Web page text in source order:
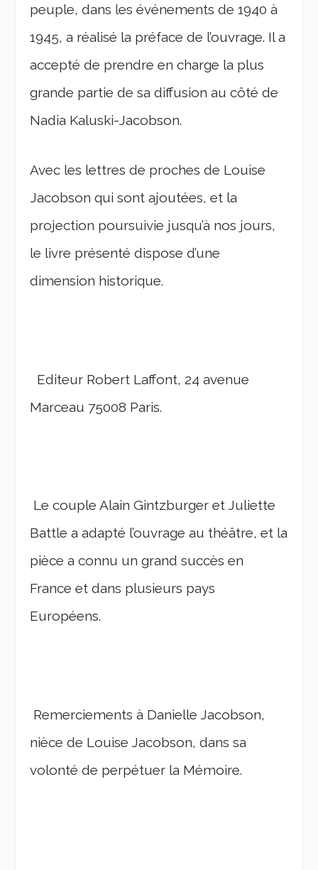
peuple, dans les événements de 1940 à
1945, a réalisé la préface de l’ouvrage. Il a
accepté de prendre en charge la plus
grande partie de sa diffusion au côté de
Nadia Kaluski-Jacobson.
Avec les lettres de proches de Louise
Jacobson qui sont ajoutées, et la
projection poursuivie jusqu’à nos jours,
le livre présenté dispose d’une
dimension historique.
Editeur Robert Laffont, 24 avenue
Marceau 75008 Paris.
Le couple Alain Gintzburger et Juliette
Battle a adapté l’ouvrage au théâtre, et la
pièce a connu un grand succès en
France et dans plusieurs pays
Européens.
Remerciements à Danielle Jacobson,
nièce de Louise Jacobson, dans sa
volonté de perpétuer la Mémoire.